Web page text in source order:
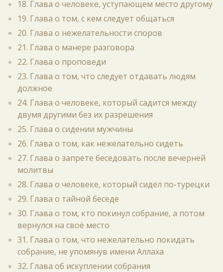
18. Глава о человеке, уступающем место другому
19. Глава о том, с кем следует общаться
20. Глава о нежелательности споров
21. Глава о манере разговора
22. Глава о проповеди
23. Глава о том, что следует отдавать людям
должное
24. Глава о человеке, который садится между
двумя другими без их разрешения
25. Глава о сидении мужчины
26. Глава о том, как нежелательно сидеть
27. Глава о запрете беседовать после вечерней
молитвы
28. Глава о человеке, который сидел по-турецки
29. Глава о тайной беседе
30. Глава о том, кто покинул собрание, а потом
вернулся на своё место
31. Глава о том, что нежелательно покидать
собрание, не упомянув имени Аллаха
32. Глава об искуплении собрания